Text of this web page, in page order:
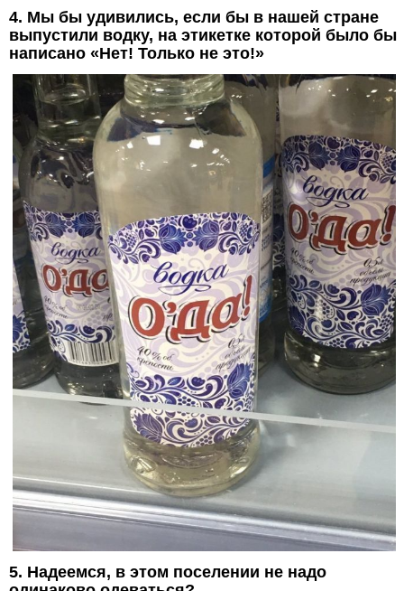
4. Мы бы удивились, если бы в нашей стране
выпустили водку, на этикетке которой было бы
написано «Нет! Только не это!»
5. Надеемся, в этом поселении не надо